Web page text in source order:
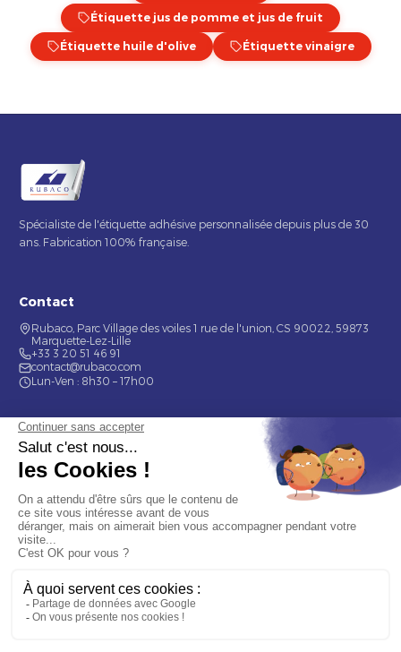
Étiquette jus de pomme et jus de fruit
Étiquette huile d'olive Étiquette vinaigre
Spécialiste de l'étiquette adhésive personnalisée depuis plus de 30
ans. Fabrication 100% française.
Contact
Rubaco, Parc Village des voiles 1 rue de l'union, CS 90022, 59873
Marquette-Lez-Lille
+33 3 20 51 46 91
contact@rubaco.com
Lun-Ven : 8h30 – 17h00
Nos services
Étiquette alimentaire
Étiquette de bouteilles
Informations
Mentions légales
À propos
Nous contacter